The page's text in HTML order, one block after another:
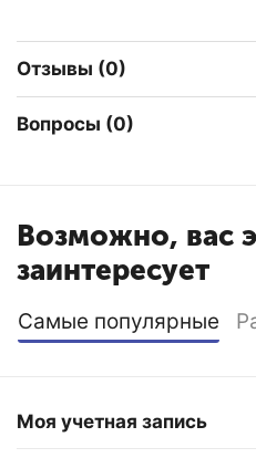
Отзывы (0)
Вопросы (0)
Возможно, вас
заинтересует
Самые популярные
Моя учетная запись